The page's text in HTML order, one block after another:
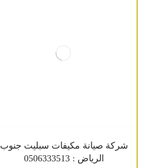
شركة صيانة مكيفات سبليت جنوب
الرياض : 0506333513